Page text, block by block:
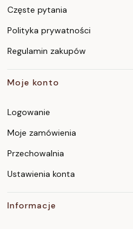
Częste pytania
Polityka prywatności
Regulamin zakupów
Moje konto
Logowanie
Moje zamówienia
Przechowalnia
Ustawienia konta
Informacje